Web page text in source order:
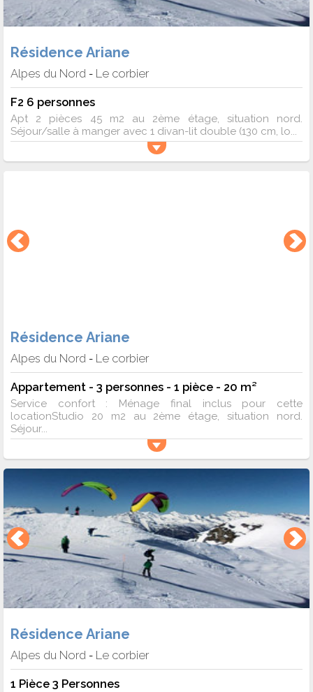
Résidence Ariane
Alpes du Nord - Le corbier
F2 6 personnes
Apt 2 pièces 45 m2 au 2ème étage, situation nord.
Séjour/salle à manger avec 1 divan-lit double (130 cm, lo...
Résidence Ariane
Alpes du Nord - Le corbier
Appartement - 3 personnes - 1 pièce - 20 m²
Service confort : Ménage final inclus pour cette
locationStudio 20 m2 au 2ème étage, situation nord.
Séjour...
Résidence Ariane
Alpes du Nord - Le corbier
1 Pièce 3 Personnes